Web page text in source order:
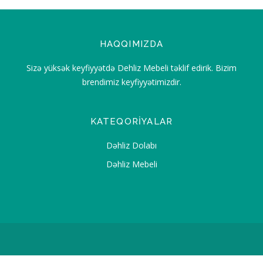
HAQQIMIZDA
Sizə yüksək keyfiyyətdə Dehliz Mebeli təklif edirik. Bizim
brendimiz keyfiyyətimizdir.
KATEQORIYALAR
Dəhliz Dolabı
Dəhliz Mebeli